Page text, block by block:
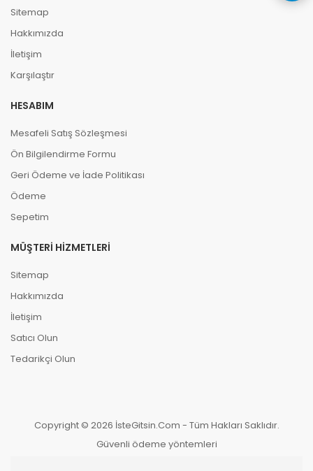
Sitemap
Hakkımızda
İletişim
Karşılaştır
HESABIM
Mesafeli Satış Sözleşmesi
Ön Bilgilendirme Formu
Geri Ödeme ve İade Politikası
Ödeme
Sepetim
MÜŞTERI HIZMETLERI
Sitemap
Hakkımızda
İletişim
Satıcı Olun
Tedarikçi Olun
Copyright © 2026 İsteGitsin.Com - Tüm Hakları Saklıdır.
Güvenli ödeme yöntemleri